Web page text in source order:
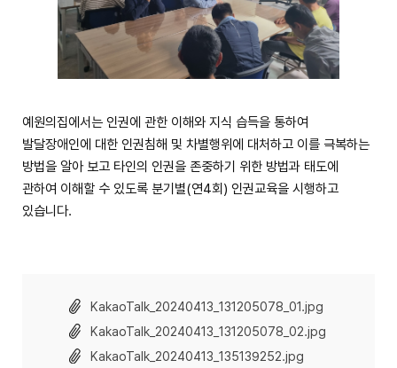
예원의집에서는 인권에 관한 이해와 지식 습득을 통하여
발달장애인에 대한 인권침해 및 차별행위에 대처하고 이를 극복하는
방법을 알아 보고 타인의 인권을 존중하기 위한 방법과 태도에
관하여 이해할 수 있도록 분기별(연4회) 인권교육을 시행하고
있습니다.
KakaoTalk_20240413_131205078_01.jpg
KakaoTalk_20240413_131205078_02.jpg
KakaoTalk_20240413_135139252.jpg